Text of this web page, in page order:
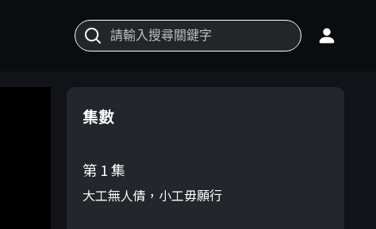
集數
第 1 集
大工無人倩，小工毋願行